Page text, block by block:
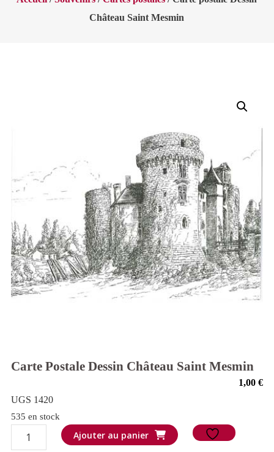
Château Saint Mesmin
Carte Postale Dessin Château Saint Mesmin
1,00€
UGS 1420
535 en stock
quantité
de
Ajouter au panier